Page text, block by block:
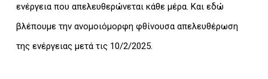
ενέργεια που απελευθερώνεται κάθε μέρα. Και εδώ
βλέπουμε την ανομοιόμορφη φθίνουσα απελευθέρωση
της ενέργειας μετά τις 10/2/2025.